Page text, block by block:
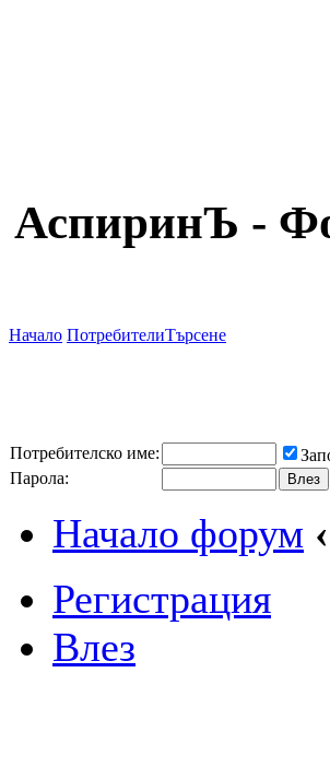
АспиринЪ -
Начало ПотребителиТърсене
Потребителско име:
Парола:
Начало форум ‹
Регистрация
Влез